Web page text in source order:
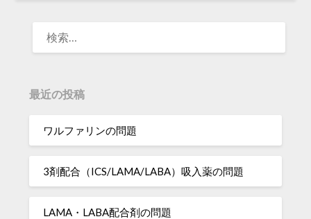
最近の投稿
ワルファリンの問題
3剤配合（ICS/LAMA/LABA）吸入薬の問題
LAMA・LABA配合剤の問題